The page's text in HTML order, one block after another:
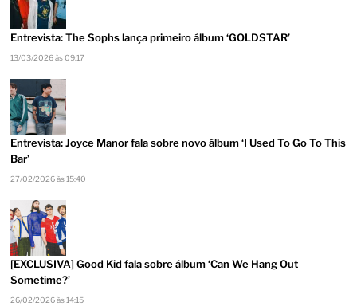
Entrevista: The Sophs lança primeiro álbum ‘GOLDSTAR’
13/03/2026 às 09:17
Entrevista: Joyce Manor fala sobre novo álbum ‘I Used To Go To This
Bar’
27/02/2026 às 15:40
[EXCLUSIVA] Good Kid fala sobre álbum ‘Can We Hang Out
Sometime?’
26/02/2026 às 14:15